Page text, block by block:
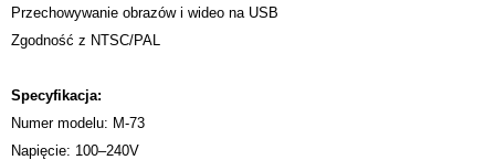
Przechowywanie obrazów i wideo na USB
Zgodność z NTSC/PAL
Specyfikacja:
Numer modelu: M-73
Napięcie: 100–240V